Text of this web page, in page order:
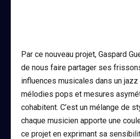
Par ce nouveau projet, Gaspard
de nous faire partager ses
influences musicales dans un
mélodies pops et mesures
cohabitent. C’est un mélange de
chaque musicien apporte une
ce projet en exprimant sa